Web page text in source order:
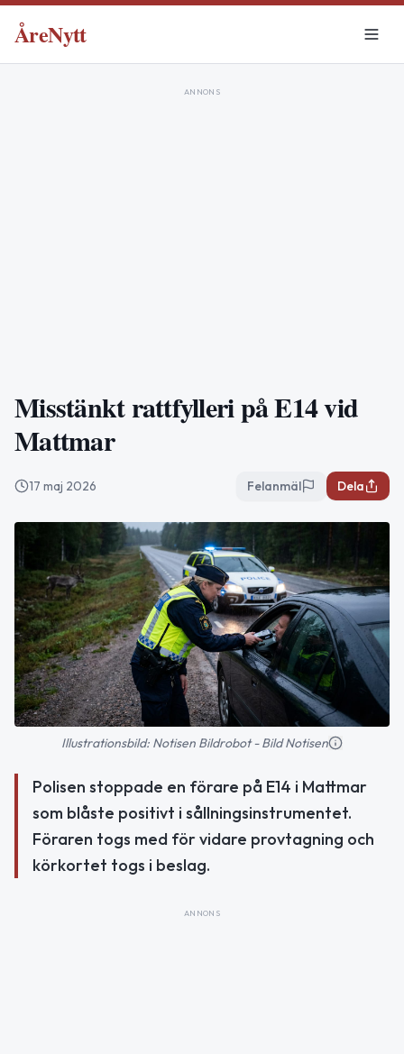
ÅreNytt
ANNONS
Misstänkt rattfylleri på E14 vid
Mattmar
17 maj 2026 Felanmäl Dela
Illustrationsbild: Notisen Bildrobot - Bild Notisen
Polisen stoppade en förare på E14 i Mattmar
som blåste positivt i sållningsinstrumentet.
Föraren togs med för vidare provtagning och
körkortet togs i beslag.
ANNONS